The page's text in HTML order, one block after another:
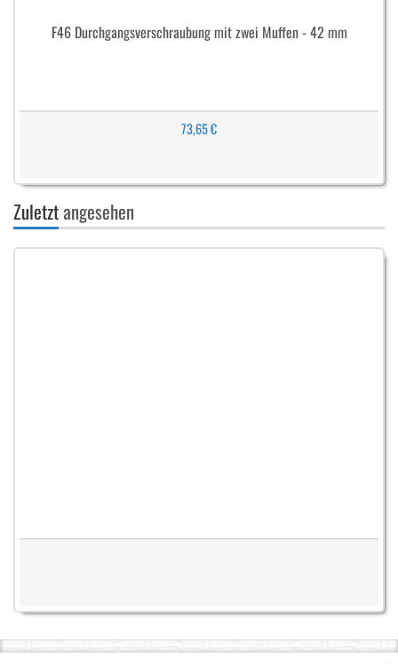
F46 Durchgangsverschraubung mit zwei Muffen - 42 mm
73,65 €
Zuletztangesehen